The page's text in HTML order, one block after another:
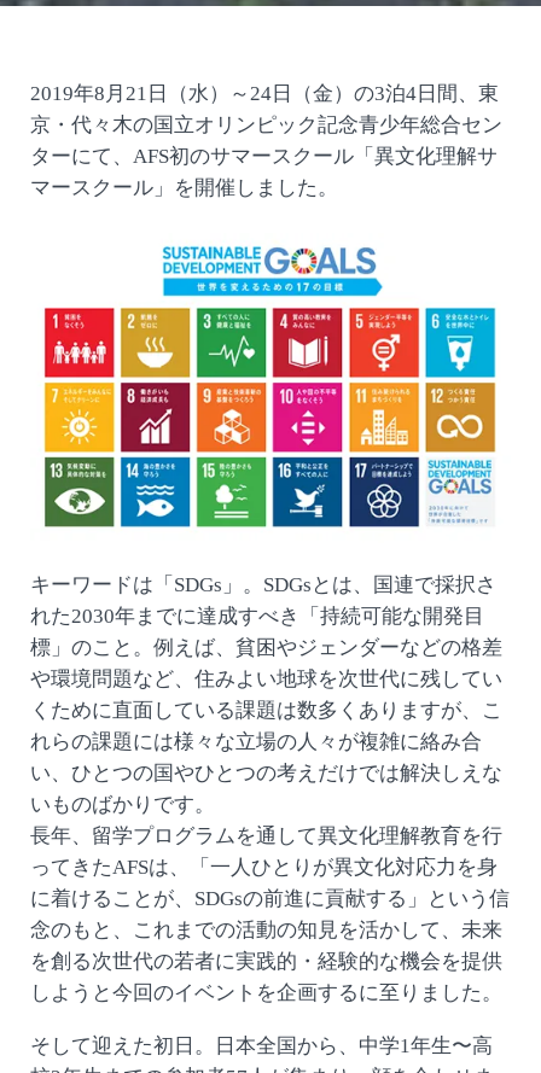
2019年8月21日（水）～24日（金）の3泊4日間、東
京・代々木の国立オリンピック記念青少年総合セン
ターにて、AFS初のサマースクール「異文化理解サ
マースクール」を開催しました。
キーワードは「SDGs」。SDGsとは、国連で採択さ
れた2030年までに達成すべき「持続可能な開発目
標」のこと。例えば、貧困やジェンダーなどの格差
や環境問題など、住みよい地球を次世代に残してい
くために直面している課題は数多くありますが、こ
れらの課題には様々な立場の人々が複雑に絡み合
い、ひとつの国やひとつの考えだけでは解決しえな
いものばかりです。
長年、留学プログラムを通して異文化理解教育を行
ってきたAFSは、「一人ひとりが異文化対応力を身
に着けることが、SDGsの前進に貢献する」という信
念のもと、これまでの活動の知見を活かして、未来
を創る次世代の若者に実践的・経験的な機会を提供
しようと今回のイベントを企画するに至りました。
そして迎えた初日。日本全国から、中学1年生〜高